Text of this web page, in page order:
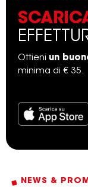
Ottieni un
minima di € 35.
NEWS &